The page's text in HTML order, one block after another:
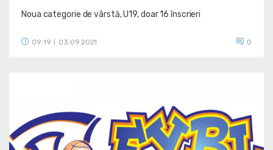
Noua categorie de vârstă, U19, doar 16 înscrieri
09:19 03.09.2021 0